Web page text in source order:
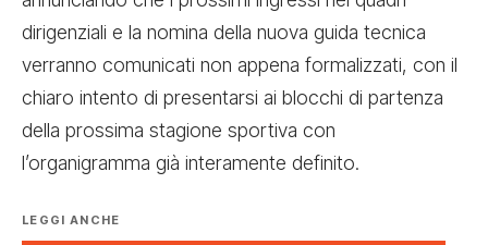
dirigenziali e la nomina della nuova guida tecnica
verranno comunicati non appena formalizzati, con il
chiaro intento di presentarsi ai blocchi di partenza
della prossima stagione sportiva con
l’organigramma già interamente definito.
LEGGI ANCHE